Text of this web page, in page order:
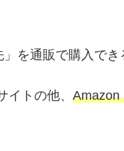
を通販で購入でき
イトの他、 Amazon